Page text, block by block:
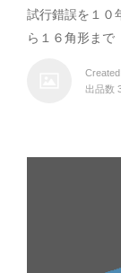
試行錯誤を１０
ら１６角形まで
出品数